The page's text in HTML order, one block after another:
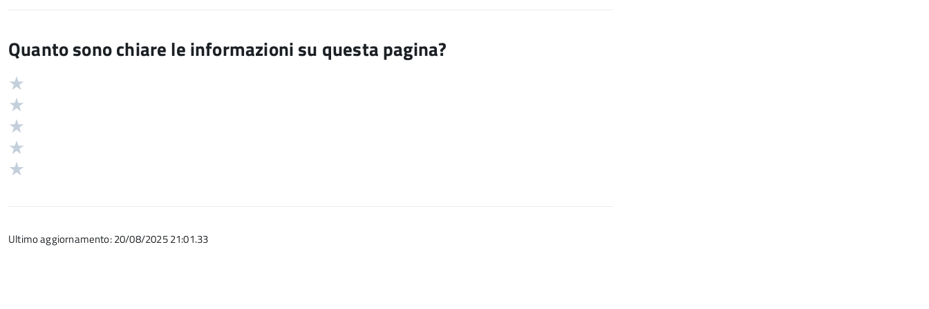
Quanto sono chiare le informazioni su questa pagina?
Valutazione
5
Ultimo aggiornamento: 20/08/2025 21:01.33